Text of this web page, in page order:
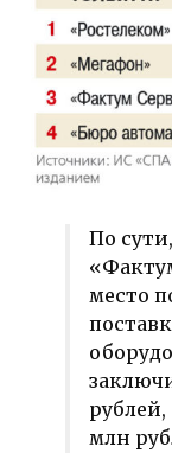
По
место
рублей,
млн